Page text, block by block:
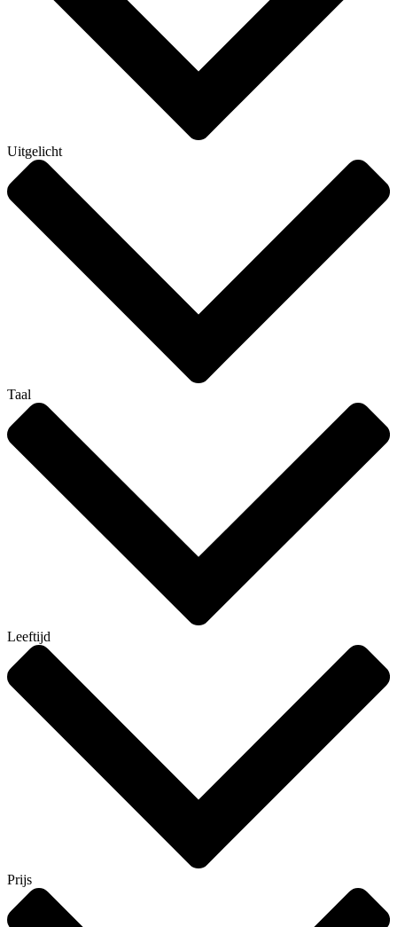
Uitgelicht
Taal
Leeftijd
Prijs